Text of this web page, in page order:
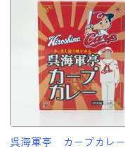
呉海軍亭 カープカレー